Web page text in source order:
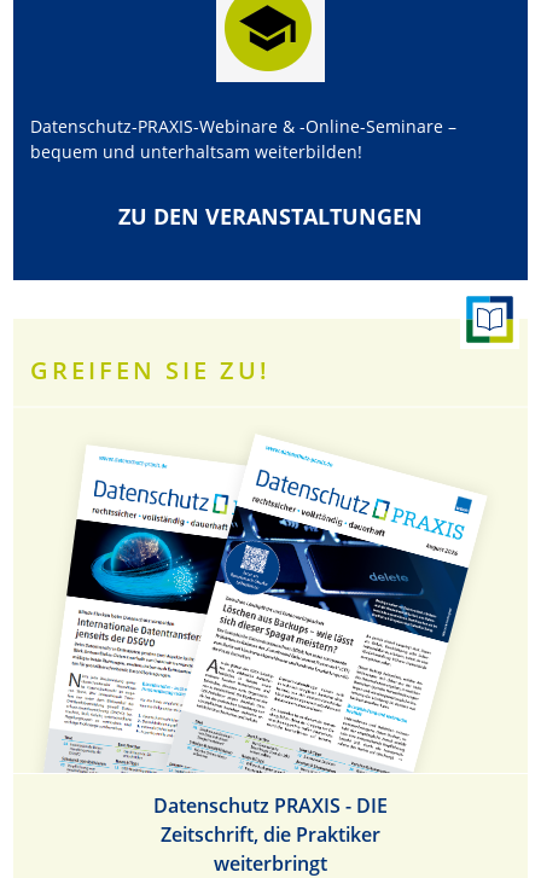
Datenschutz-PRAXIS-Webinare & -Online-Seminare –
bequem und unterhaltsam weiterbilden!
ZU DEN VERANSTALTUNGEN
GREIFEN SIE ZU!
Datenschutz PRAXIS - DIE
Zeitschrift, die Praktiker
weiterbringt